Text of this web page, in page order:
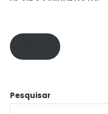
Pesquisar